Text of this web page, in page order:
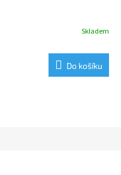
Skladem
Do košíku